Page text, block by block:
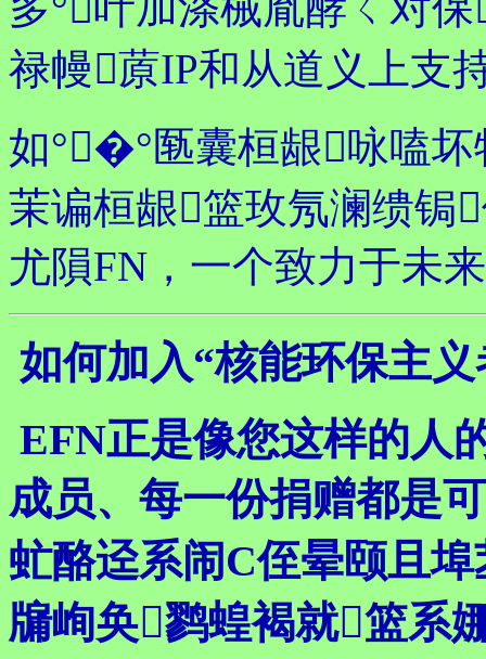
禄幔蒝IP和从道义上支
如°�°匦囊桓龈咏嗑
茉谝桓龈篮玫氖澜缋锔
尤隕FN，一个致力于未
如何加入“核能环保主
EFN正是像您这样的人
成员、每一份捐赠都是
虻酪迳系闹С侄晕颐且
牖峋奂鹨蝗褐就篮系